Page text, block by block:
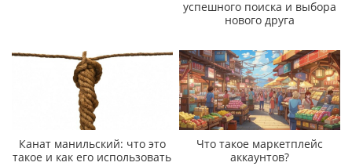
успешного поиска и выбора
нового друга
Канат манильский: что это
такое и как его использовать
Что такое маркетплейс
аккаунтов?